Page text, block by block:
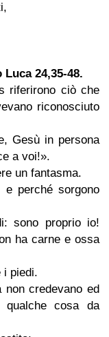
Luca 24,35-48.
riferirono ciò che
riconosciuto
Gesù in persona
a voi!».
un fantasma.
perché sorgono
sono proprio io!
ha carne e ossa
i piedi.
non credevano ed
qualche cosa da